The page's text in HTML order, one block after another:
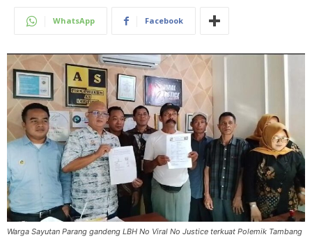
WhatsApp Facebook
Warga Sayutan Parang gandeng LBH No Viral No Justice terkuat Polemik Tambang